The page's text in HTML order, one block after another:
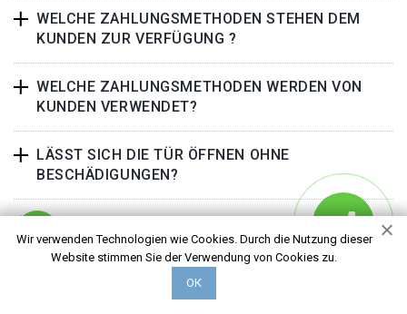
WELCHE ZAHLUNGSMETHODEN STEHEN DEM
KUNDEN ZUR VERFÜGUNG ?
WELCHE ZAHLUNGSMETHODEN WERDEN VON
KUNDEN VERWENDET?
LÄSST SICH DIE TÜR ÖFFNEN OHNE
BESCHÄDIGUNGEN?
SCHLOSSBRANCHE WARNEN?
Wir verwenden Technologien wie Cookies. Durch die Nutzung dieser
Website stimmen Sie der Verwendung von Cookies zu.
ОК